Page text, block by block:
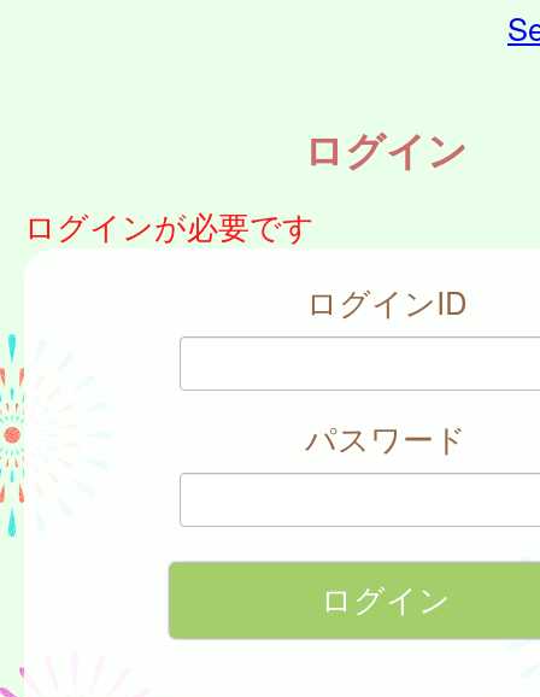
ログイン
ログインが必要です
ログインID
パスワード